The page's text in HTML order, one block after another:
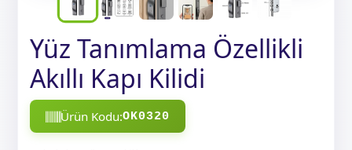
Yüz Tanımlama Özellikli
Akıllı Kapı Kilidi
Ürün Kodu:OK0320